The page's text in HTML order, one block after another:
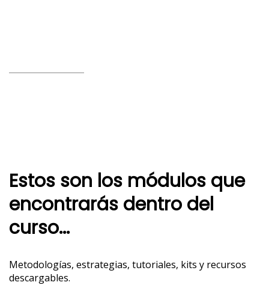
Estos son los módulos que
encontrarás dentro del
curso...
Metodologías, estrategias, tutoriales, kits y recursos
descargables.